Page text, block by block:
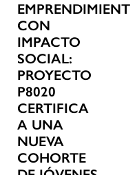
CON
IMPACTO
SOCIAL:
PROYECTO
P8020
CERTIFICA
A UNA
NUEVA
COHORTE